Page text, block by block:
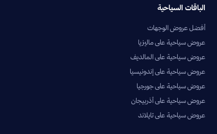
الباقات السياحية
أفضل عروض الوجهات
عروض سياحية على ماليزيا
عروض سياحية على المالديف
عروض سياحية على إندونيسيا
عروض سياحية على جورجيا
عروض سياحية على أذربيجان
عروض سياحية على تايلاند